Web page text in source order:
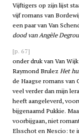
Vijftigers op zijn lijst
vijf romans van
een paar van Van
dood van Angèle
[p. 67]
onder druk van Van
Raymond Brulez Het
de Haagse romans
veel verder dan mijn
heeft aangeleverd,
bijgenaamd Pukkie.
voorbijgaan, niet
Elsschot en Nescio: te